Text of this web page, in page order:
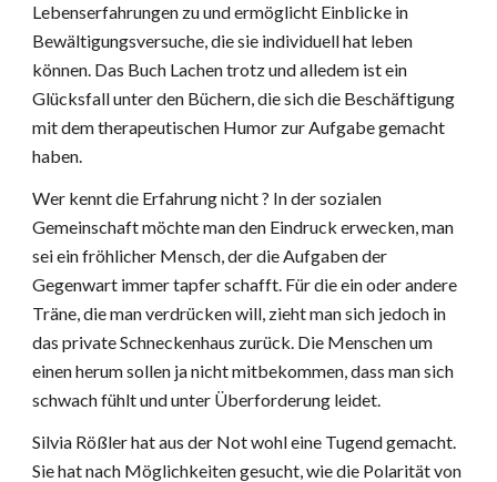
Lebenserfahrungen zu und ermöglicht Einblicke in
Bewältigungsversuche, die sie individuell hat leben
können. Das Buch Lachen trotz und alledem ist ein
Glücksfall unter den Büchern, die sich die Beschäftigung
mit dem therapeutischen Humor zur Aufgabe gemacht
haben.
Wer kennt die Erfahrung nicht ? In der sozialen
Gemeinschaft möchte man den Eindruck erwecken, man
sei ein fröhlicher Mensch, der die Aufgaben der
Gegenwart immer tapfer schafft. Für die ein oder andere
Träne, die man verdrücken will, zieht man sich jedoch in
das private Schneckenhaus zurück. Die Menschen um
einen herum sollen ja nicht mitbekommen, dass man sich
schwach fühlt und unter Überforderung leidet.
Silvia Rößler hat aus der Not wohl eine Tugend gemacht.
Sie hat nach Möglichkeiten gesucht, wie die Polarität von